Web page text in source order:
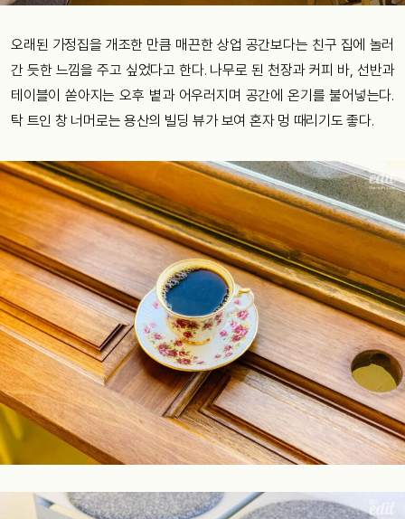
오래된 가정집을 개조한 만큼 매끈한 상업 공간보다는 친구 집에 놀러
간 듯한 느낌을 주고 싶었다고 한다. 나무로 된 천장과 커피 바, 선반과
테이블이 쏟아지는 오후 볕과 어우러지며 공간에 온기를 불어넣는다.
탁 트인 창 너머로는 용산의 빌딩 뷰가 보여 혼자 멍 때리기도 좋다.